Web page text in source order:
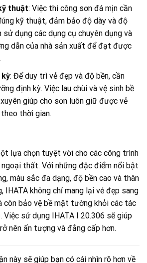
thuật: Việc thi công sơn đá mịn cần
kỹ thuật, đảm bảo độ dày và độ
sử dụng các dụng cụ chuyên dụng và
dẫn của nhà sản xuất để đạt được
kỳ: Để duy trì vẻ đẹp và độ bền, cần
định kỳ. Việc lau chùi và vệ sinh bề
giúp cho sơn luôn giữ được vẻ
thời gian.
lựa chọn tuyệt vời cho các công trình
thất. Với những đặc điểm nổi bật
màu sắc đa dạng, độ bền cao và thân
IHATA không chỉ mang lại vẻ đẹp sang
còn bảo vệ bề mặt tường khỏi các tác
sử dụng IHATA I 20.306 sẽ giúp
nên ấn tượng và đẳng cấp hơn.
này sẽ giúp bạn có cái nhìn rõ hơn về